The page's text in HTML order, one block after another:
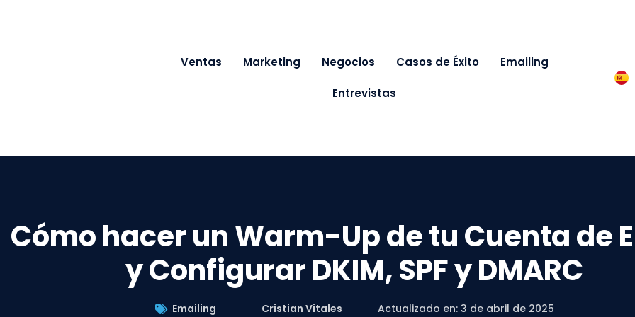
Ventas Marketing Negocios Casos de Éxito Emailing
Entrevistas
Cómo hacer un Warm-Up de tu Cuenta de
y Configurar DKIM, SPF y DMARC
Emailing Cristian Vitales Actualizado en: 3 de abril de 2025